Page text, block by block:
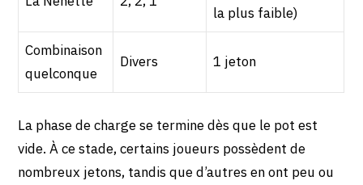
la plus faible)
Combinaison
quelconque
Divers 1 jeton
La phase de charge se termine dès que le pot est
vide. À ce stade, certains joueurs possèdent de
nombreux jetons, tandis que d’autres en ont peu ou